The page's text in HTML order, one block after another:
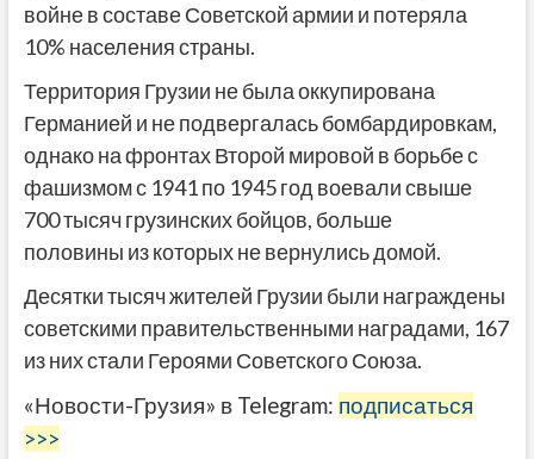
войне в составе Советской армии и потеряла
10% населения страны.
Территория Грузии не была оккупирована
Германией и не подвергалась бомбардировкам,
однако на фронтах Второй мировой в борьбе с
фашизмом с 1941 по 1945 год воевали свыше
700 тысяч грузинских бойцов, больше
половины из которых не вернулись домой.
Десятки тысяч жителей Грузии были награждены
советскими правительственными наградами, 167
из них стали Героями Советского Союза.
«Новости-Грузия» в Telegram: подписаться
>>>